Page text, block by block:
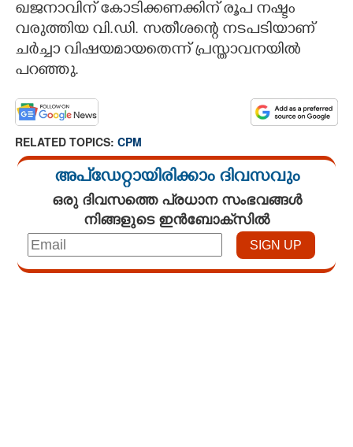
ഖജനാവിന് കോടിക്കണക്കിന് രൂപ നഷ്ടം
വരുത്തിയ വി.ഡി. സതീശന്റെ നടപടിയാണ്
ചർച്ചാ വിഷയമായതെന്ന് പ്രസ്താവനയിൽ
പറഞ്ഞു.
RELATED TOPICS: CPM
അപ്ഡേറ്റായിരിക്കാം ദിവസവും
ഒരു ദിവസത്തെ പ്രധാന സംഭവങ്ങൾ
നിങ്ങളുടെ ഇൻബോക്സിൽ